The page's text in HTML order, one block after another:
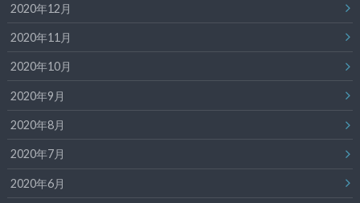
2020年12月
2020年11月
2020年10月
2020年9月
2020年8月
2020年7月
2020年6月